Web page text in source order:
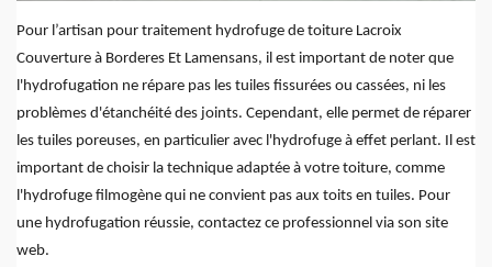
Pour l’artisan pour traitement hydrofuge de toiture Lacroix
Couverture à Borderes Et Lamensans, il est important de noter que
l'hydrofugation ne répare pas les tuiles fissurées ou cassées, ni les
problèmes d'étanchéité des joints. Cependant, elle permet de réparer
les tuiles poreuses, en particulier avec l'hydrofuge à effet perlant. Il est
important de choisir la technique adaptée à votre toiture, comme
l'hydrofuge filmogène qui ne convient pas aux toits en tuiles. Pour
une hydrofugation réussie, contactez ce professionnel via son site
web.